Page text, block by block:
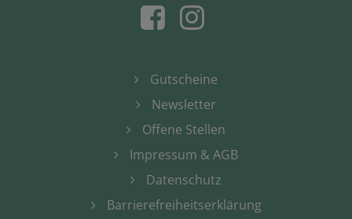
Gutscheine
Newsletter
Offene Stellen
Impressum & AGB
Datenschutz
Barrierefreiheitserklärung